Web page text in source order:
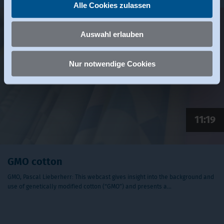
Alle Cookies zulassen
Auswahl erlauben
Nur notwendige Cookies
11:19
GMO cotton
GMO, Pascal Lieberherr: This webcast gives insight into the background and
use of genetically modified cotton (“GMO”) and presents a…